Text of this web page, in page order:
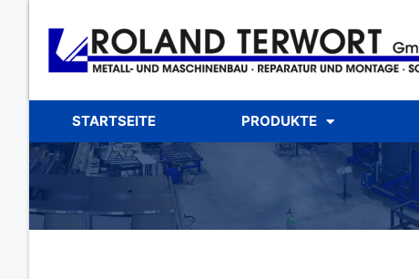
STARTSEITE PRODUKTE